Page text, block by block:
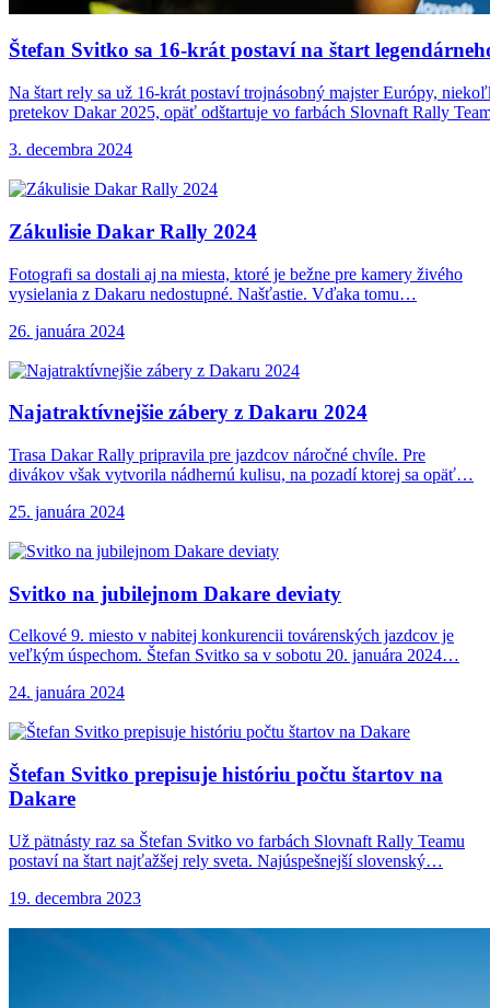
Štefan Svitko sa 16-krát postaví na štart
Na štart rely sa už 16-krát postaví trojnásobný majster Európy,
pretekov Dakar 2025, opäť odštartuje vo farbách Slovnaft Rally
3. decembra 2024
Zákulisie Dakar Rally 2024
Fotografi sa dostali aj na miesta, ktoré je bežne pre kamery živého
vysielania z Dakaru nedostupné. Našťastie. Vďaka tomu…
26. januára 2024
Najatraktívnejšie zábery z Dakaru 2024
Trasa Dakar Rally pripravila pre jazdcov náročné chvíle. Pre
divákov však vytvorila nádhernú kulisu, na pozadí ktorej sa opäť…
25. januára 2024
Svitko na jubilejnom Dakare deviaty
Celkové 9. miesto v nabitej konkurencii továrenských jazdcov je
veľkým úspechom. Štefan Svitko sa v sobotu 20. januára 2024…
24. januára 2024
Štefan Svitko prepisuje históriu počtu štartov na
Dakare
Už pätnásty raz sa Štefan Svitko vo farbách Slovnaft Rally Teamu
postaví na štart najťažšej rely sveta. Najúspešnejší slovenský…
19. decembra 2023